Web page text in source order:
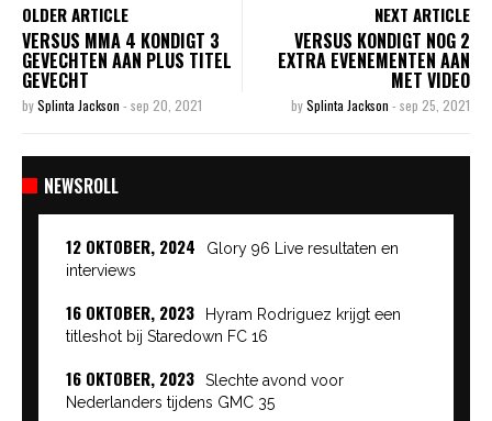
OLDER ARTICLE
VERSUS MMA 4 KONDIGT 3
GEVECHTEN AAN PLUS TITEL
GEVECHT
bySplinta Jackson - sep 20, 2021
NEXT ARTICLE
VERSUS KONDIGT NOG 2
EXTRA EVENEMENTEN AAN
MET VIDEO
bySplinta Jackson - sep 25, 2021
NEWSROLL
12 OKTOBER, 2024
Glory 96 Live resultaten en
interviews
16 OKTOBER, 2023
Hyram Rodriguez krijgt een
titleshot bij Staredown FC 16
16 OKTOBER, 2023
Slechte avond voor
Nederlanders tijdens GMC 35